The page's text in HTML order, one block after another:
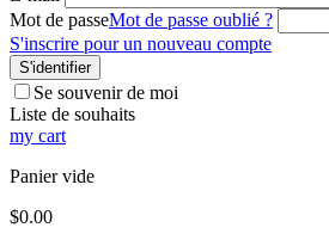
Mot de passeMot de passe oublié ?
S'inscrire pour un nouveau compte
S'identifier
Se souvenir de moi
Liste de souhaits
my cart
Panier vide
$0.00